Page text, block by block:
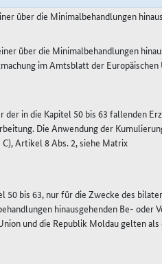
über die Minimalbehandlungen
über die Minimalbehandlungen
im Amtsblatt der
in die Kapitel 50 bis 63 fallenden
Die Anwendung der
Artikel 8 Abs. 2, siehe Matrix
bis 63, nur für die Zwecke des
hinausgehenden Be- oder
und die Republik Moldau gelten